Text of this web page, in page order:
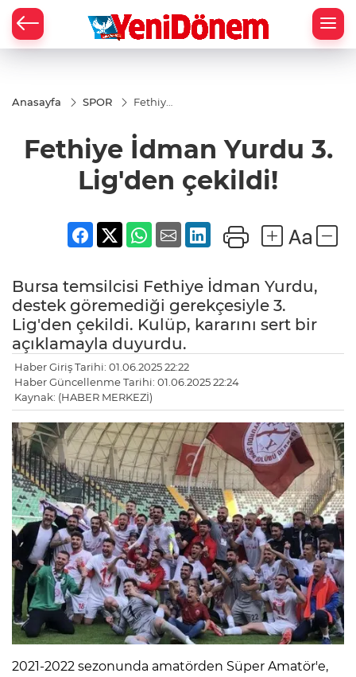
Anasayfa SPOR
Fethiye
3.
Lig'den
Fethiye İdman Yurdu 3.
Lig'den çekildi!
Bursa temsilcisi Fethiye İdman Yurdu,
destek göremediği gerekçesiyle 3.
Lig'den çekildi. Kulüp, kararını sert bir
açıklamayla duyurdu.
Haber Giriş Tarihi: 01.06.2025 22:22
Haber Güncellenme Tarihi: 01.06.2025 22:24
Kaynak: (HABER MERKEZİ)
2021-2022 sezonunda amatörden Süper Amatör'e,